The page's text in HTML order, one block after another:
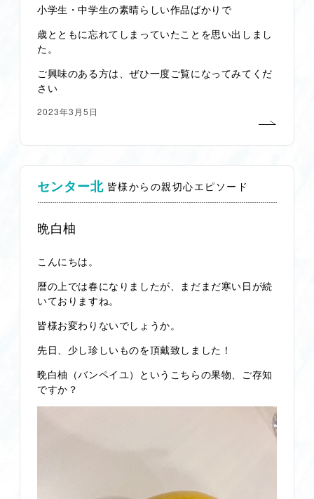
小学生・中学生の素晴らしい作品ばかりで
歳とともに忘れてしまっていたことを思い出しまし
た。
ご興味のある方は、ぜひ一度ご覧になってみてくだ
さい
2023年3月5日
センター北 皆様からの親切心エピソード
晩白柚
こんにちは。
暦の上では春になりましたが、まだまだ寒い日が続
いておりますね。
皆様お変わりないでしょうか。
先日、少し珍しいものを頂戴致しました！
晩白柚（バンペイユ）というこちらの果物、ご存知
ですか？